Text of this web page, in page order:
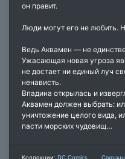
он правит.
Люди могут его не любить.
Ведь Аквамен — не
Ужасающая новая угроза
не достает ни единый луч
ненависть.
Впадина открылась и
Аквамен должен выбрать:
уничтожение целого вида,
пасти морских чудовищ…
Коллекции: DC Comics